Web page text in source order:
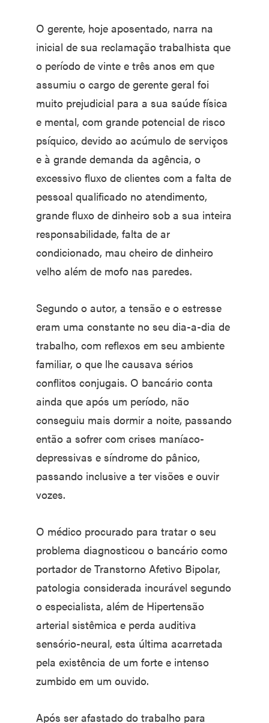
O gerente, hoje aposentado, narra na
inicial de sua reclamação trabalhista que
o período de vinte e três anos em que
assumiu o cargo de gerente geral foi
muito prejudicial para a sua saúde física
e mental, com grande potencial de risco
psíquico, devido ao acúmulo de serviços
e à grande demanda da agência, o
excessivo fluxo de clientes com a falta de
pessoal qualificado no atendimento,
grande fluxo de dinheiro sob a sua inteira
responsabilidade, falta de ar
condicionado, mau cheiro de dinheiro
velho além de mofo nas paredes.
Segundo o autor, a tensão e o estresse
eram uma constante no seu dia-a-dia de
trabalho, com reflexos em seu ambiente
familiar, o que lhe causava sérios
conflitos conjugais. O bancário conta
ainda que após um período, não
conseguiu mais dormir a noite, passando
então a sofrer com crises maníaco-
depressivas e síndrome do pânico,
passando inclusive a ter visões e ouvir
vozes.
O médico procurado para tratar o seu
problema diagnosticou o bancário como
portador de Transtorno Afetivo Bipolar,
patologia considerada incurável segundo
o especialista, além de Hipertensão
arterial sistêmica e perda auditiva
sensório-neural, esta última acarretada
pela existência de um forte e intenso
zumbido em um ouvido.
Após ser afastado do trabalho para